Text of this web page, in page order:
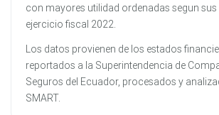
con mayores utilidad ordenadas segun sus
ejercicio fiscal 2022.
Los datos provienen de los estados
reportados a la Superintendencia de
Seguros del Ecuador, procesados y
SMART.